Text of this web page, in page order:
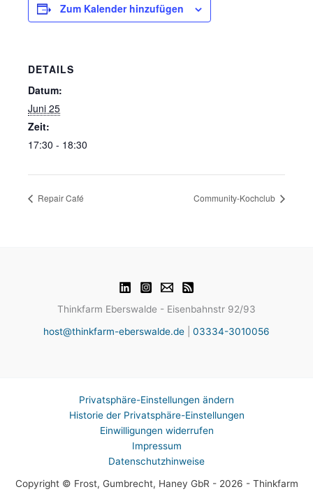
Zum Kalender hinzufügen
DETAILS
Datum:
Juni 25
Zeit:
17:30 - 18:30
Repair Café Community-Kochclub
Thinkfarm Eberswalde - Eisenbahnstr 92/93
host@thinkfarm-eberswalde.de
03334-3010056
Privatsphäre-Einstellungen ändern
Historie der Privatsphäre-Einstellungen
Einwilligungen widerrufen
Impressum
Datenschutzhinweise
Copyright © Frost, Gumbrecht, Haney GbR - 2026 - Thinkfarm